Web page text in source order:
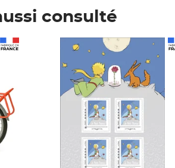
consulté
Prix 7,50€